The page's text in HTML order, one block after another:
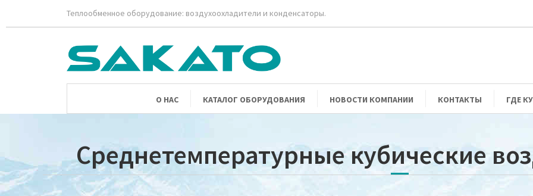
Теплообменное оборудование: воздухоохладители и конденсаторы.
О НАС КАТАЛОГ ОБОРУДОВАНИЯ НОВОСТИ КОМПАНИИ КОНТАКТЫ ГДЕ
Среднетемпературные кубические